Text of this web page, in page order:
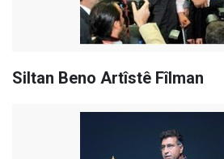
Siltan Beno Artîstê Fîlman